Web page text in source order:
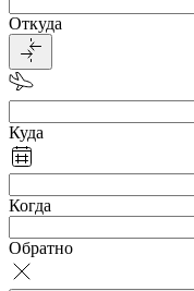
Откуда
Куда
Когда
Обратно